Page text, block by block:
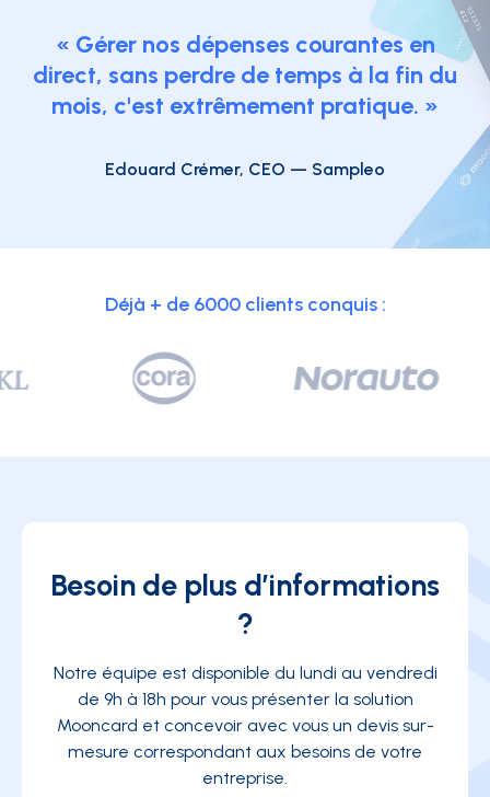
« Gérer nos dépenses courantes en
direct, sans perdre de temps à la fin du
mois, c'est extrêmement pratique. »
Edouard Crémer, CEO — Sampleo
Déjà + de 6000 clients conquis :
Besoin de plus d’informations
?
Notre équipe est disponible du lundi au vendredi
de 9h à 18h pour vous présenter la solution
Mooncard et concevoir avec vous un devis sur-
mesure correspondant aux besoins de votre
entreprise.